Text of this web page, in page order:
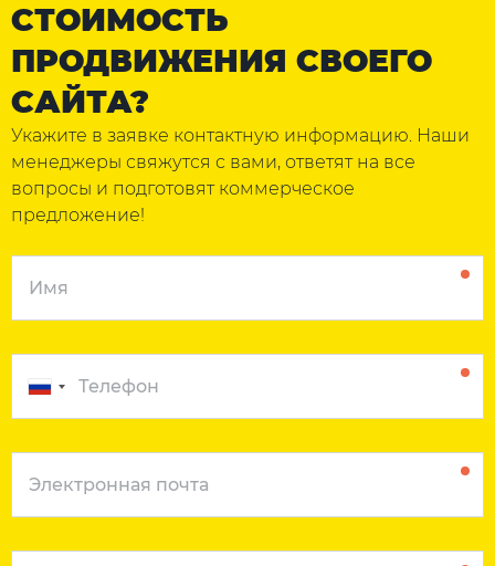
СТОИМОСТЬ
ПРОДВИЖЕНИЯ СВОЕГО
САЙТА?
Укажите в заявке контактную информацию. Наши
менеджеры свяжутся с вами, ответят на все
вопросы и подготовят коммерческое
предложение!